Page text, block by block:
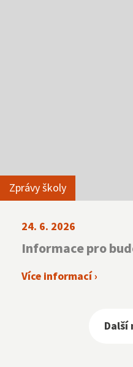
Zprávy školy
24. 6. 2026
Informace pro
Více informací ›
Další